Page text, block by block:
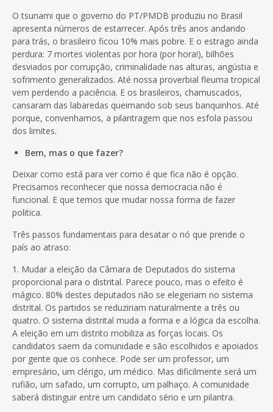
O tsunami que o governo do PT/PMDB produziu no Brasil
apresenta números de estarrecer. Após três anos andando
para trás, o brasileiro ficou 10% mais pobre. E o estrago ainda
perdura: 7 mortes violentas por hora (por hora!), bilhões
desviados por corrupção, criminalidade nas alturas, angústia e
sofrimento generalizados. Até nossa proverbial fleuma tropical
vem perdendo a paciência. E os brasileiros, chamuscados,
cansaram das labaredas queimando sob seus banquinhos. Até
porque, convenhamos, a pilantragem que nos esfola passou
dos limites.
Bem, mas o que fazer?
Deixar como está para ver como é que fica não é opção.
Precisamos reconhecer que nossa democracia não é
funcional. E que temos que mudar nossa forma de fazer
politica.
Três passos fundamentais para desatar o nó que prende o
país ao atraso:
1. Mudar a eleição da Câmara de Deputados do sistema
proporcional para o distrital. Parece pouco, mas o efeito é
mágico. 80% destes deputados não se elegeriam no sistema
distrital. Os partidos se reduziriam naturalmente a três ou
quatro. O sistema distrital muda a forma e a lógica da escolha.
A eleição em um distrito mobiliza as forças locais. Os
candidatos saem da comunidade e são escolhidos e apoiados
por gente que os conhece. Pode ser um professor, um
empresário, um clérigo, um médico. Mas dificilmente será um
rufião, um safado, um corrupto, um palhaço. A comunidade
saberá distinguir entre um candidato sério e um pilantra.